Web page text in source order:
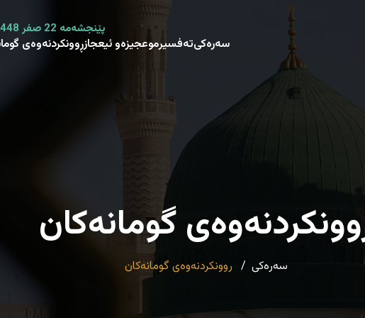
سەرەکیتەفسیرموعجیزەو ئیعجازڕوونکردنەوەی
گومانەکان
روونکردنەوەی گومانەکان سەرەکی